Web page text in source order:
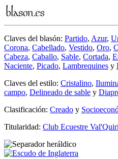
Claves del blasón: Partido, Azur,
Corona, Cabellado, Vestido, Oro,
Cabeza, Caballo, Sable, Cortada,
Naciente, Picado, Lambrequines y
Claves del estilo: Cristalino,
campo, Delineado de sable y
Clasificación: Creado y
Titularidad: Club Ecuestre